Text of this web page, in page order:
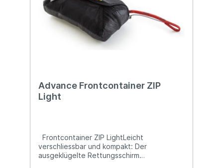
Advance Frontcontainer ZIP
Light
Frontcontainer ZIP LightLeicht
verschliessbar und kompakt: Der
ausgeklügelte Rettungsschirm